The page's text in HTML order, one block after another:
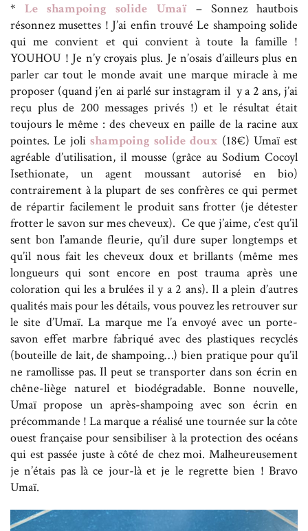
*Le shampoing solide Umaï – Sonnez hautbois
résonnez musettes ! J’ai enfin trouvé Le shampoing solide
qui me convient et qui convient à toute la famille !
YOUHOU ! Je n’y croyais plus. Je n’osais d’ailleurs plus en
parler car tout le monde avait une marque miracle à me
proposer (quand j’en ai parlé sur instagram il y a 2 ans, j’ai
reçu plus de 200 messages privés !) et le résultat était
toujours le même : des cheveux en paille de la racine aux
pointes. Le joli shampoing solide doux (18€) Umaï est
agréable d’utilisation, il mousse (grâce au Sodium Cocoyl
Isethionate, un agent moussant autorisé en bio)
contrairement à la plupart de ses confrères ce qui permet
de répartir facilement le produit sans frotter (je détester
frotter le savon sur mes cheveux). Ce que j’aime, c’est qu’il
sent bon l’amande fleurie, qu’il dure super longtemps et
qu’il nous fait les cheveux doux et brillants (même mes
longueurs qui sont encore en post trauma après une
coloration qui les a brulées il y a 2 ans). Il a plein d’autres
qualités mais pour les détails, vous pouvez les retrouver sur
le site d’Umaï. La marque me l’a envoyé avec un porte-
savon effet marbre fabriqué avec des plastiques recyclés
(bouteille de lait, de shampoing…) bien pratique pour qu’il
ne ramollisse pas. Il peut se transporter dans son écrin en
chêne-liège naturel et biodégradable. Bonne nouvelle,
Umaï propose un après-shampoing avec son écrin en
précommande ! La marque a réalisé une tournée sur la côte
ouest française pour sensibiliser à la protection des océans
qui est passée juste à côté de chez moi. Malheureusement
je n’étais pas là ce jour-là et je le regrette bien ! Bravo
Umaï.